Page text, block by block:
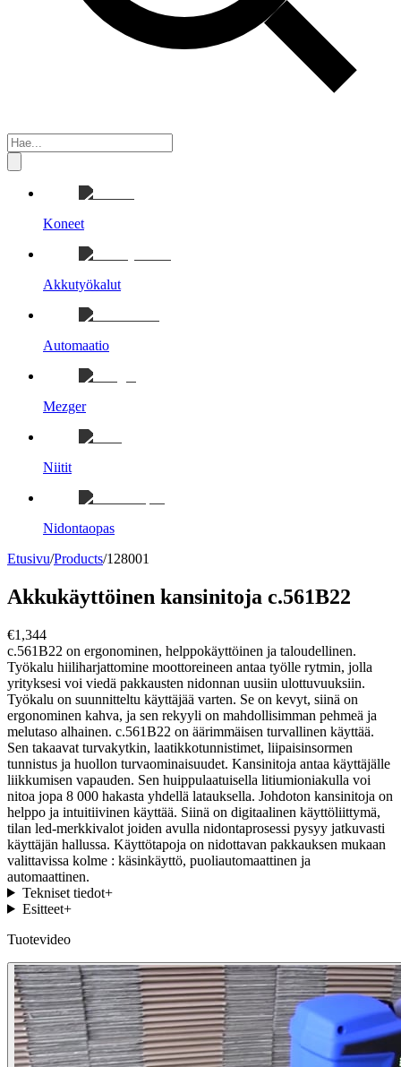
Koneet
Akkutyökalut
Automaatio
Mezger
Niitit
Nidontaopas
Etusivu/Products/128001
Akkukäyttöinen kansinitoja c.561B22
€1,344
c.561B22 on ergonominen, helppokäyttöinen ja taloudellinen.
Työkalu hiiliharjattomine moottoreineen antaa työlle rytmin, jolla
yrityksesi voi viedä pakkausten nidonnan uusiin ulottuvuuksiin.
Työkalu on suunnitteltu käyttäjää varten. Se on kevyt, siinä on
ergonominen kahva, ja sen rekyyli on mahdollisimman pehmeä ja
melutaso alhainen. c.561B22 on äärimmäisen turvallinen käyttää.
Sen takaavat turvakytkin, laatikkotunnistimet, liipaisinsormen
tunnistus ja huollon turvaominaisuudet. Kansinitoja antaa käyttäjälle
liikkumisen vapauden. Sen huippulaatuisella litiumioniakulla voi
nitoa jopa 8 000 hakasta yhdellä latauksella. Johdoton kansinitoja on
helppo ja intuitiivinen käyttää. Siinä on digitaalinen käyttöliittymä,
tilan led-merkkivalot joiden avulla nidontaprosessi pysyy jatkuvasti
käyttäjän hallussa. Käyttötapoja on nidottavan pakkauksen mukaan
valittavissa kolme : käsinkäyttö, puoliautomaattinen ja
automaattinen.
Tekniset tiedot+
Esitteet+
Tuotevideo